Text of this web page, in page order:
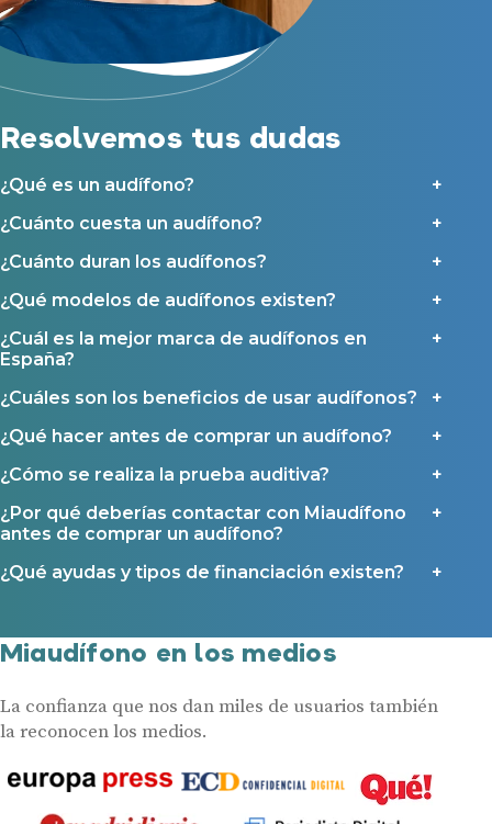
Resolvemos tus dudas
¿Qué es un audífono?
¿Cuánto cuesta un audífono?
¿Cuánto duran los audífonos?
¿Qué modelos de audífonos existen?
¿Cuál es la mejor marca de audífonos en
España?
¿Cuáles son los beneficios de usar audífonos?
¿Qué hacer antes de comprar un audífono?
¿Cómo se realiza la prueba auditiva?
¿Por qué deberías contactar con Miaudífono
antes de comprar un audífono?
¿Qué ayudas y tipos de financiación existen?
Miaudífono en los medios
La confianza que nos dan miles de usuarios también
la reconocen los medios.
Reparación de audífonos
Asistencia audiológica a domicilio
Seguro para audífonos
Ayudas y subvenciones
Ayudas para audífonos en Andalucía
Ayudas y subvenciones en La Rioja
Ayudas para audífonos en Galicia
Acepto recibir comunicaciones comerciales por parte de Miaudífono
y sus colaboradores según se detalla en nuestras
Acepto la cesión de estos datos a empresas colaboradoras de
Miaudífono para poder ofrecer los servicios solicitados, según se
detalla en nuestrasCondiciones de uso
Al hacer click en «Contáctanos» declaras haber leído y aceptado nuestra
Política de Privacidad.